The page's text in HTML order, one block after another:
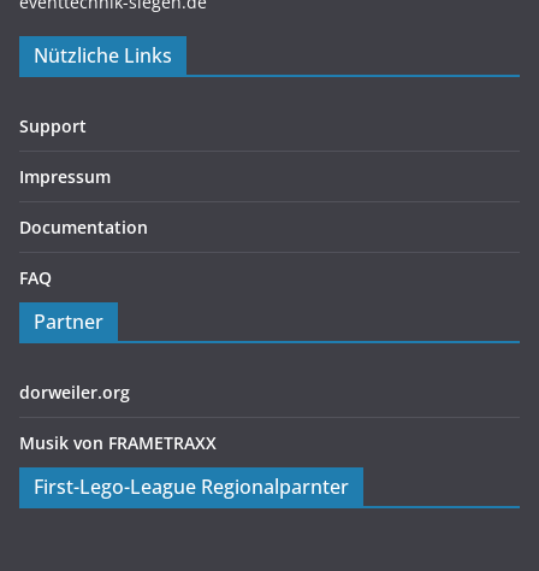
Nützliche Links
Support
Impressum
Documentation
FAQ
Partner
dorweiler.org
Musik von FRAMETRAXX
First-Lego-League Regionalparnter